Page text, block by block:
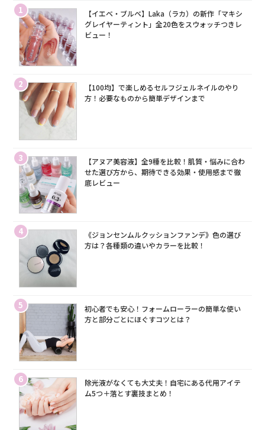
1
【イエベ・ブルベ】Laka（ラカ）の新作「マキシ
グレイヤーティント」全20色をスウォッチつきレ
ビュー！
2
【100均】で楽しめるセルフジェルネイルのやり
方！必要なものから簡単デザインまで
3
【アヌア美容液】全9種を比較！肌質・悩みに合わ
せた選び方から、期待できる効果・使用感まで徹
底レビュー
4
《ジョンセンムルクッションファンデ》色の選び
方は？各種類の違いやカラーを比較！
5
初心者でも安心！フォームローラーの簡単な使い
方と部分ごとにほぐすコツとは？
6
除光液がなくても大丈夫！自宅にある代用アイテ
ム5つ＋落とす裏技まとめ！